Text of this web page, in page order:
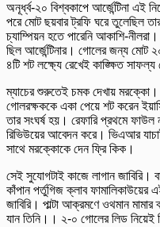
অনূর্ধ্ব-২০ বিশ্বকাপে আর্জেন্টিনা এই
পরে মোট ছয়বার ট্রফি ঘরে তুলেছিল
চ্যাম্পিয়ন হতে পারেনি আকাশি-
ছিল আর্জেন্টিনার। গোলের জন্য মোট
৪টি শট লক্ষ্যে রেখেই কাঙ্ক্ষিত
ম্যাচের শুরুতেই চমক দেখায় মরক্কো।
গোলরক্ষককে একা পেয়ে শট করেন
তার সংঘর্ষ হয়। রেফারি প্রথমে ফাউল
রিভিউয়ের আবেদন করে। ভিএআর
সাথে মরক্কোকে দেন ফ্রি কিক।
সেই সুযোগটাই কাজে লাগান জাবিরি।
কাঁপান পর্তুগিজ ক্লাব
জাবিরি। পাল্টা আক্রমণে ওথমান
যান তিনি।। ২-০ গোলের লিড নিয়েই